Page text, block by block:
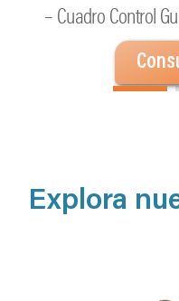
– Cuadro Control
– Cuadro Control
Explora